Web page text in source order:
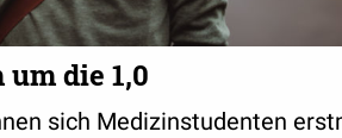
die 1,0
sich Medizinstudenten